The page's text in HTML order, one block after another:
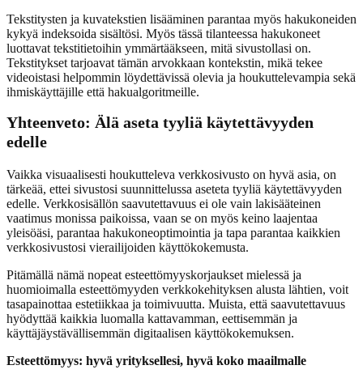
Tekstitysten ja kuvatekstien lisääminen parantaa myös hakukoneiden
kykyä indeksoida sisältösi. Myös tässä tilanteessa hakukoneet
luottavat tekstitietoihin ymmärtääkseen, mitä sivustollasi on.
Tekstitykset tarjoavat tämän arvokkaan kontekstin, mikä tekee
videoistasi helpommin löydettävissä olevia ja houkuttelevampia sekä
ihmiskäyttäjille että hakualgoritmeille.
Yhteenveto: Älä aseta tyyliä käytettävyyden
edelle
Vaikka visuaalisesti houkutteleva verkkosivusto on hyvä asia, on
tärkeää, ettei sivustosi suunnittelussa aseteta tyyliä käytettävyyden
edelle. Verkkosisällön saavutettavuus ei ole vain lakisääteinen
vaatimus monissa paikoissa, vaan se on myös keino laajentaa
yleisöäsi, parantaa hakukoneoptimointia ja tapa parantaa kaikkien
verkkosivustosi vierailijoiden käyttökokemusta.
Pitämällä nämä nopeat esteettömyyskorjaukset mielessä ja
huomioimalla esteettömyyden verkkokehityksen alusta lähtien, voit
tasapainottaa estetiikkaa ja toimivuutta. Muista, että saavutettavuus
hyödyttää kaikkia luomalla kattavamman, eettisemmän ja
käyttäjäystävällisemmän digitaalisen käyttökokemuksen.
Esteettömyys: hyvä yrityksellesi, hyvä koko maailmalle